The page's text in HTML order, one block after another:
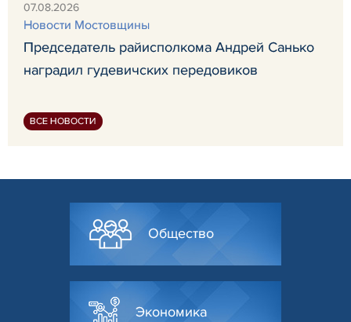
07.08.2026
Новости Мостовщины
Председатель райисполкома Андрей Санько
наградил гудевичских передовиков
ВСЕ НОВОСТИ
Общество
Экономика